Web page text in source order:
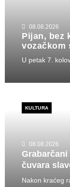
08.08.2026
Pijan, bez
vozačkom
U petak 7.
KULTURA
08.08.2026
čuvara
Nakon kraćeg